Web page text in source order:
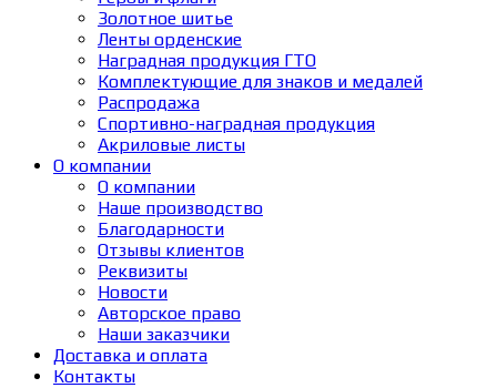
Золотное шитье
Ленты орденские
Наградная продукция ГТО
Комплектующие для знаков и медалей
Распродажа
Спортивно-наградная продукция
Акриловые листы
О компании
О компании
Наше производство
Благодарности
Отзывы клиентов
Реквизиты
Новости
Авторское право
Наши заказчики
Доставка и оплата
Контакты